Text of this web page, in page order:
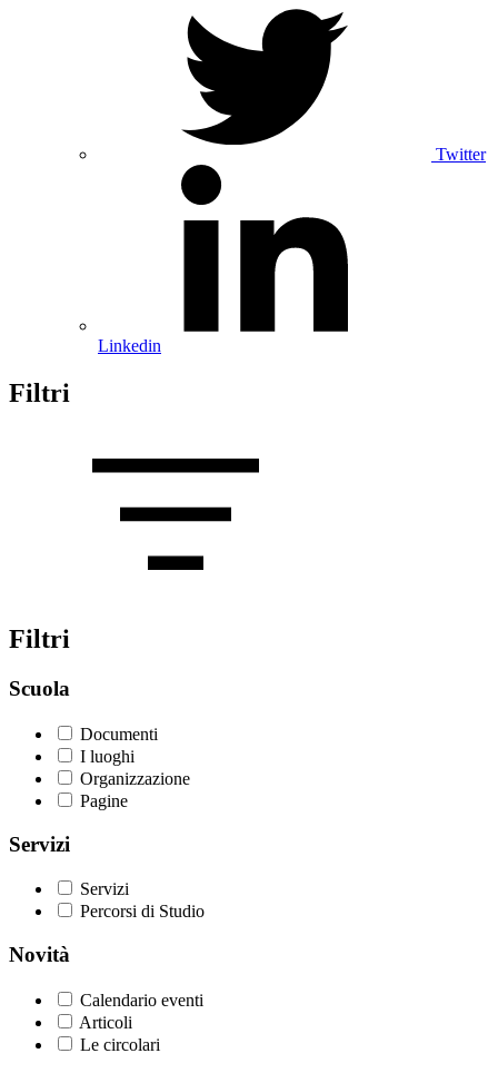
Twitter
Linkedin
Filtri
Filtri
Scuola
Documenti
I luoghi
Organizzazione
Pagine
Servizi
Servizi
Percorsi di Studio
Novità
Calendario eventi
Articoli
Le circolari